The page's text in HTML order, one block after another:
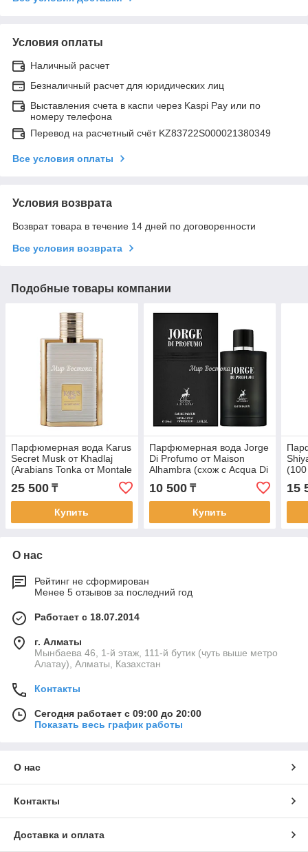
Условия оплаты
Наличный расчет
Безналичный расчет для юридических лиц
Выставления счета в каспи через Kaspi Pay или по
номеру телефона
Перевод на расчетный счёт KZ83722S000021380349
Все условия оплаты
Условия возврата
Возврат товара в течение 14 дней по договоренности
Все условия возврата
Подобные товары компании
Парфюмерная вода Karus
Secret Musk от Khadlaj
(Arabians Tonka от Montale
Paris, 100 мл)
25 500 ₸
Купить
Парфюмерная вода Jorge
Di Profumo от Maison
Alhambra (схож с Acqua Di
Gio Profumo от Giorgio
Armani, 100 мл)
10 500₸
Купить
15
О нас
Рейтинг не сформирован
Менее 5 отзывов за последний год
Работает с 18.07.2014
г. Алматы
Мынбаева 46, 1-й этаж, 111-й бутик (чуть выше метро
Алатау), Алматы, Казахстан
Контакты
Сегодня работает с 09:00 до 20:00
Показать весь график работы
О нас
Контакты
Доставка и оплата